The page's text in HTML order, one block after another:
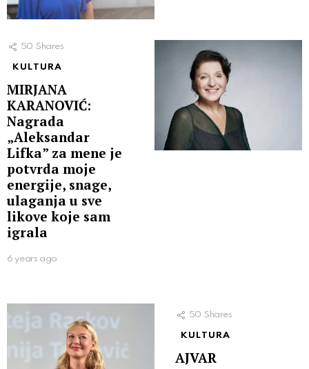
50 Shares
KULTURA
MIRJANA
KARANOVIĆ:
Nagrada
„Aleksandar
Lifka” za mene je
potvrda moje
energije, snage,
ulaganja u sve
likove koje sam
igrala
6 years ago
50 Shares
KULTURA
AJVAR